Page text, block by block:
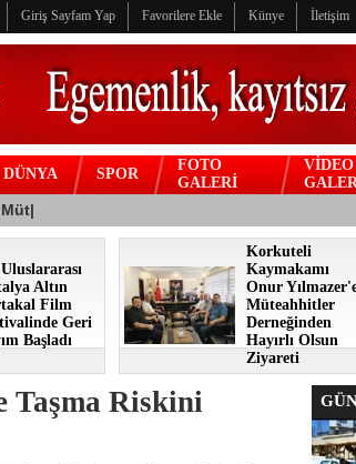
Giriş Sayfam Yap Favorilere Ekle Künye İletişim
DÜNYA SPOR
FOTO
GALERİ
VİDEO
Altın
Film
Geri
Başladı
Korkuteli
Kaymakamı
Onur
Müteahhitler
Derneğinden
Hayırlı Olsun
Ziyareti
Taşma Riskini